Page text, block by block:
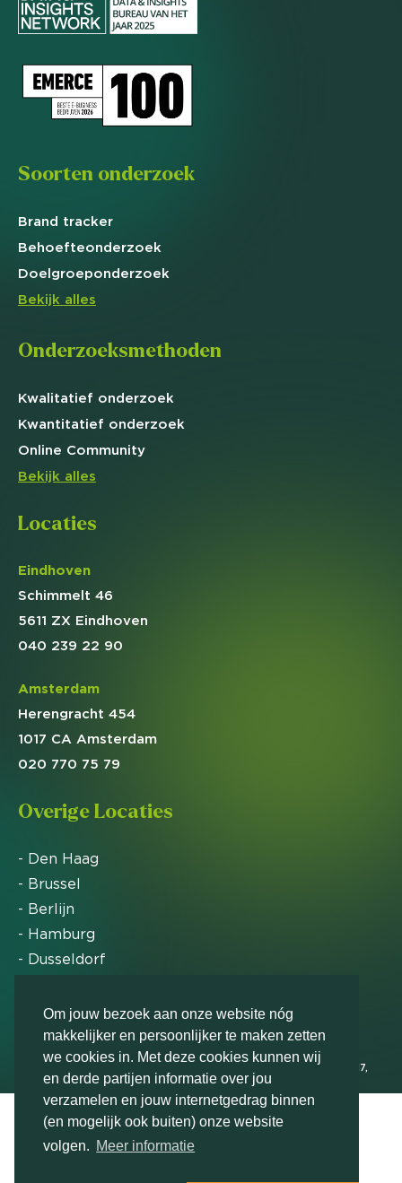
Om jouw bezoek aan onze website nóg
makkelijker en persoonlijker te maken zetten
we cookies in. Met deze cookies kunnen wij
en derde partijen informatie over jou
verzamelen en jouw internetgedrag binnen
(en mogelijk ook buiten) onze website
volgen. Meer informatie
Soorten onderzoek
Brand tracker
Behoefteonderzoek
Doelgroeponderzoek
Bekijk alles
Onderzoeksmethoden
Kwalitatief onderzoek
Kwantitatief onderzoek
Online Community
Bekijk alles
Locaties
Eindhoven
Schimmelt 46
5611 ZX Eindhoven
040 239 22 90
Amsterdam
Herengracht 454
1017 CA Amsterdam
020 770 75 79
Overige Locaties
- Den Haag
- Brussel
- Berlijn
- Hamburg
- Dusseldorf
Markteffect is door het Financieele Dagblad
uitgeroepen tot FD Gazelle in 2012, 2015, 2016, 2017,
2018, 2019, 2020, 2021, 2022, 2023, 2024 en 2025